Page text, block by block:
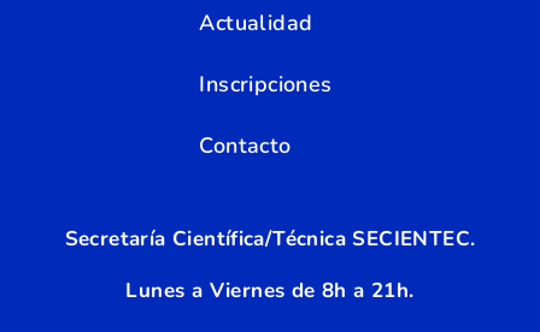
Actualidad
Inscripciones
Contacto
Secretaría Científica/Técnica SECIENTEC.
Lunes a Viernes de 8h a 21h.